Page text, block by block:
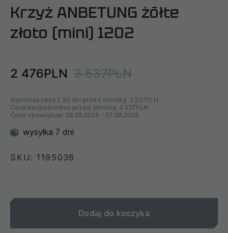
Krzyż ANBETUNG żółte
złoto (mini) 1202
2 476PLN 3 537PLN
Najniższa cena z 30 dni przed obniżką: 3 537PLN
Cena bezpośrednio przed obniżką: 3 537PLN
Cena obowiązuje: 28.05.2026 - 07.08.2026
wysyłka 7 dni
SKU: 1195036
Dodaj do koszyka